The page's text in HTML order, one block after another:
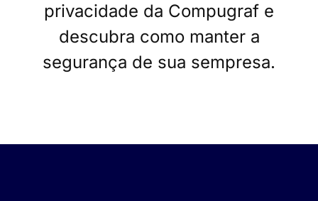
privacidade da Compugraf e
descubra como manter a
segurança de sua sempresa.